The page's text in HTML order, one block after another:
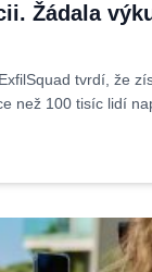
Žádala
tvrdí, že
než 100 tisíc lidí